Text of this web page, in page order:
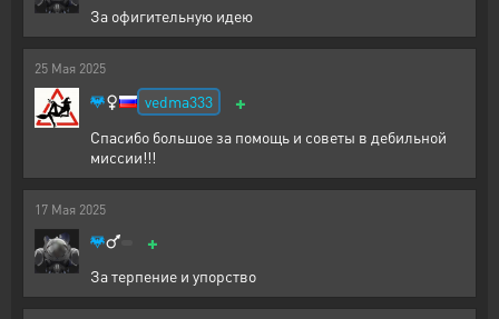
За офигительную идею
25 Мая 2025
vedma333 +
Спасибо большое за помощь и советы в дебильной
миссии!!!
17 Мая 2025
+
За терпение и упорство